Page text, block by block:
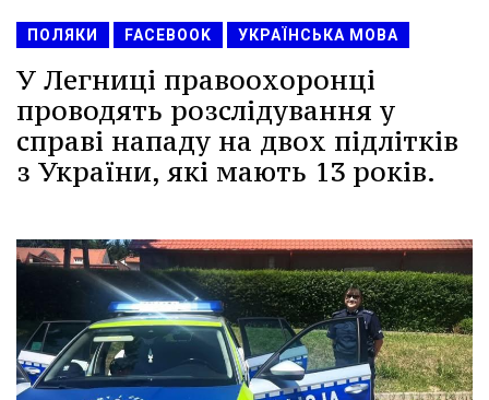
ПОЛЯКИ FACEBOOK УКРАЇНСЬКА МОВА
У Легниці правоохоронці
проводять розслідування у
справі нападу на двох підлітків
з України, які мають 13 років.